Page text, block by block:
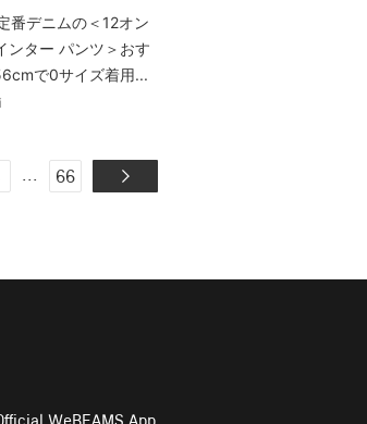
番デニムの＜12オン
ンター パンツ＞おす
で0サイズ着用...
... 66